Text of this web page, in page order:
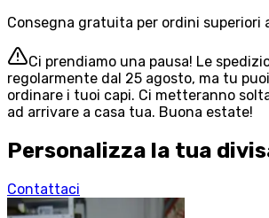
Consegna gratuita per ordini superiori
Ci prendiamo una pausa! Le
regolarmente dal 25 agosto, ma tu
ordinare i tuoi capi. Ci metteranno
ad arrivare a casa tua. Buona estate!
Personalizza la tua
Contattaci